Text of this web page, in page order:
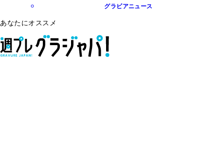
グラビアニュース
あなたにオススメ